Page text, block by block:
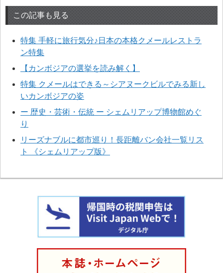
この記事も見る
特集 手軽に旅行気分♪日本の本格クメールレストラ
ン特集
【カンボジアの選挙を読み解く】
特集 クメールはできる～シアヌークビルでみる新し
いカンボジアの姿
ー 歴史・芸術・伝統 ー シェムリアップ博物館めぐ
り
リーズナブルに都市巡り！長距離バン会社一覧リス
ト 《シェムリアップ版》